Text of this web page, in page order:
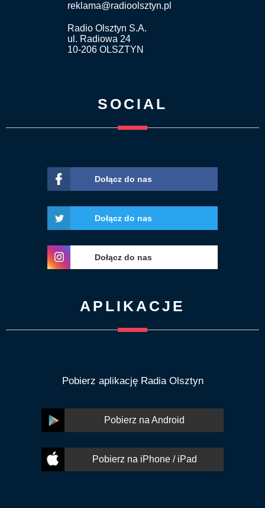
reklama@radioolsztyn.pl
Radio Olsztyn S.A.
ul. Radiowa 24
10-206 OLSZTYN
SOCIAL
Dołącz do nas
Dołącz do nas
Dołącz do nas
APLIKACJE
Pobierz aplikację Radia Olsztyn
Pobierz na Android
Pobierz na iPhone / iPad